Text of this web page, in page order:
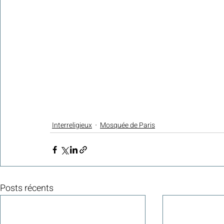
Interreligieux Mosquée de Paris
Posts récents